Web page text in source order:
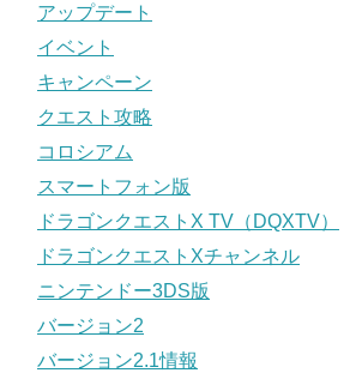
アップデート
イベント
キャンペーン
クエスト攻略
コロシアム
スマートフォン版
ドラゴンクエストX TV（DQXTV）
ドラゴンクエストXチャンネル
ニンテンドー3DS版
バージョン2
バージョン2.1情報